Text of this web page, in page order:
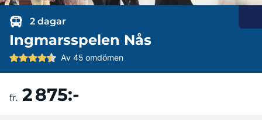
2 dagar
Ingmarsspelen Nås
Av 45 omdömen
fr. 2 875:-